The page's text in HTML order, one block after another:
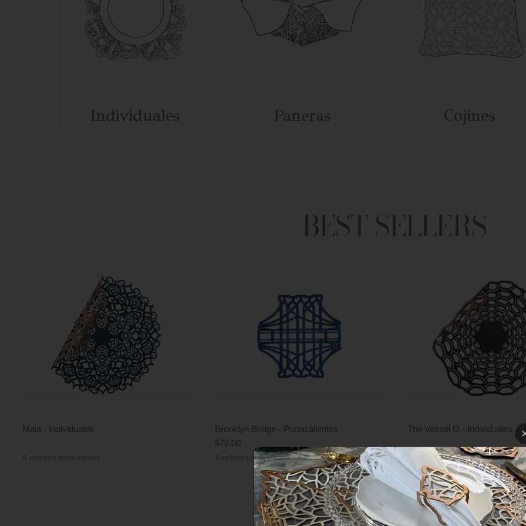
Individuales Paneras Cojines
BEST SELLERS
Maia - Individuales
Brooklyn Bridge - Portacalientes
Precio
$72.00
4 colores disponibles
The Vessel O - Individuales
Precio
de
venta
4 colores disponibles
COLECCIONES